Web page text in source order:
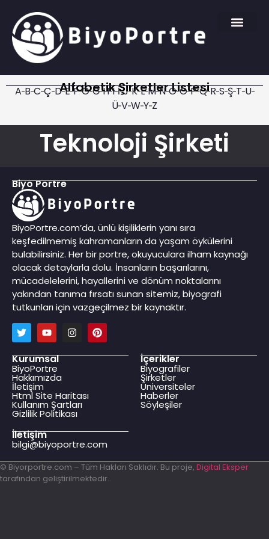
Alfabetik Şirketler Listesi
A B C Ç D E F G Ğ H I İ J K L M N O Ö P Q R S Ş T U
Ü V W Y Z
Teknoloji Şirketi
Biyo Portre
BiyoPortre.com’da, ünlü kişiliklerin yanı sıra
keşfedilmemiş kahramanların da yaşam öykülerini
bulabilirsiniz. Her bir portre, okuyuculara ilham kaynağı
olacak detaylarla dolu. İnsanların başarılarını,
mücadelelerini, hayallerini ve dönüm noktalarını
yakından tanıma fırsatı sunan sitemiz, biyografi
tutkunları için vazgeçilmez bir kaynaktır.
Kurumsal
BiyoPortre
Hakkımızda
İletişim
Html Site Haritası
Kullanım Şartları
Gizlilik Politikası
İçerikler
Biyografiler
Şirketler
Üniversiteler
Haberler
Söyleşiler
İletişim
bilgi@biyoportre.com
© Biyorportre.com – Tüm Hakları Saklıdır. Bu proje, Digital Eksper
tarafından geliştirilmektedir..